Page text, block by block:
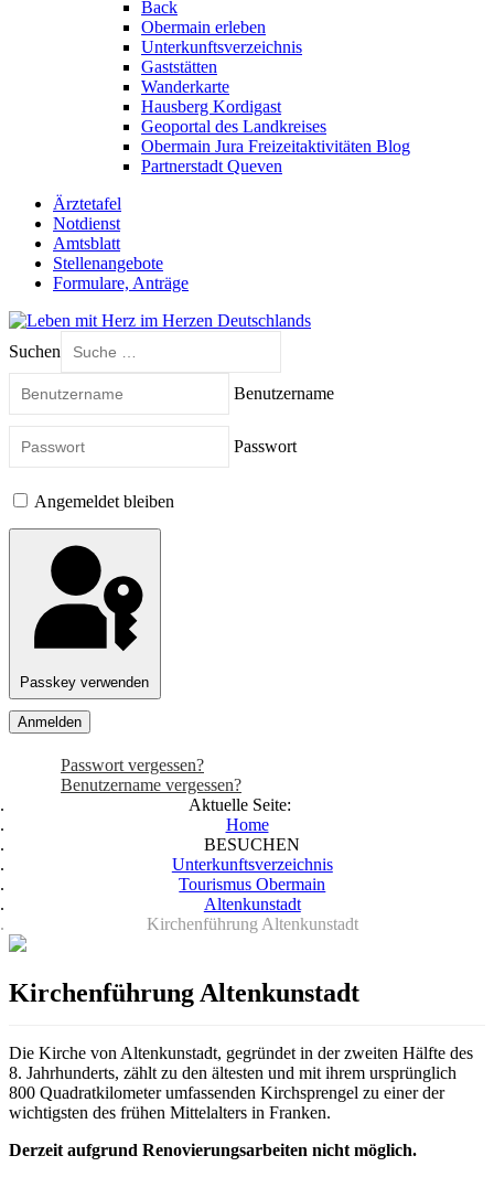
Back
Obermain erleben
Unterkunftsverzeichnis
Gaststätten
Wanderkarte
Hausberg Kordigast
Geoportal des Landkreises
Obermain Jura Freizeitaktivitäten Blog
Partnerstadt Queven
Ärztetafel
Notdienst
Amtsblatt
Stellenangebote
Formulare, Anträge
Suchen
Benutzername
Passwort
Angemeldet bleiben
Passkey verwenden
Anmelden
Passwort vergessen?
Benutzername vergessen?
Aktuelle Seite:
Home
BESUCHEN
Unterkunftsverzeichnis
Tourismus Obermain
Altenkunstadt
Kirchenführung Altenkunstadt
Kirchenführung Altenkunstadt
Die Kirche von Altenkunstadt, gegründet in der zweiten Hälfte des
8. Jahrhunderts, zählt zu den ältesten und mit ihrem ursprünglich
800 Quadratkilometer umfassenden Kirchsprengel zu einer der
wichtigsten des frühen Mittelalters in Franken.
Derzeit aufgrund Renovierungsarbeiten nicht möglich.